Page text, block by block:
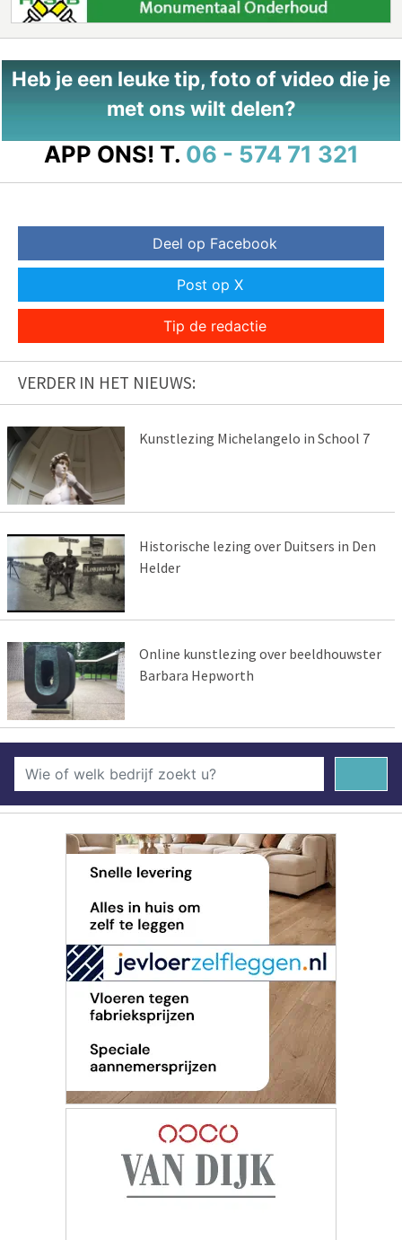
Heb je een leuke tip, foto of video die je
met ons wilt delen?
APP ONS! T. 06 - 574 71 321
Deel op Facebook
Post op X
Tip de redactie
VERDER IN HET NIEUWS:
Kunstlezing Michelangelo in School 7
Historische lezing over Duitsers in Den
Helder
Online kunstlezing over beeldhouwster
Barbara Hepworth